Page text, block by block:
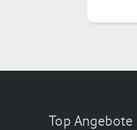
Top Angebote